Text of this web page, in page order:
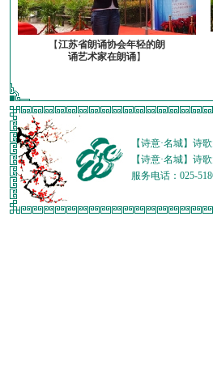
【江苏省朗诵协会年轻的朗
诵艺术家在朗诵】
【诗意·名城】诗
【诗意·名城】诗
服务电话：025-